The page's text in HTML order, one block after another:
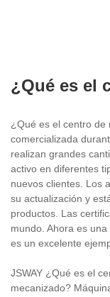
¿Qué es el
¿Qué es el centro de
comercializada
realizan grandes
activo en diferentes
nuevos clientes. Los
su actualización y
productos. Las
mundo. Ahora es
es un excelente
JSWAY ¿Qué es el
mecanizado?